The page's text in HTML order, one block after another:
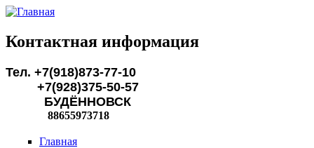
Перейти к основному содержанию
Контактная информация
Тел. +7(918)873-77-10
+7(928)375-50-57
БУДЁННОВСК
88655973718
Главная